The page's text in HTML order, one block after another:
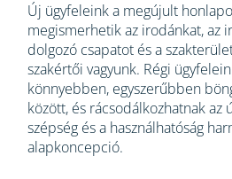
Új ügyfeleink a megújult
megismerhetik az irodánkat, az
dolgozó csapatot és a
szakértői vagyunk. Régi
könnyebben, egyszerűbben
között, és rácsodálkozhatnak az
szépség és a használhatóság
alapkoncepció.